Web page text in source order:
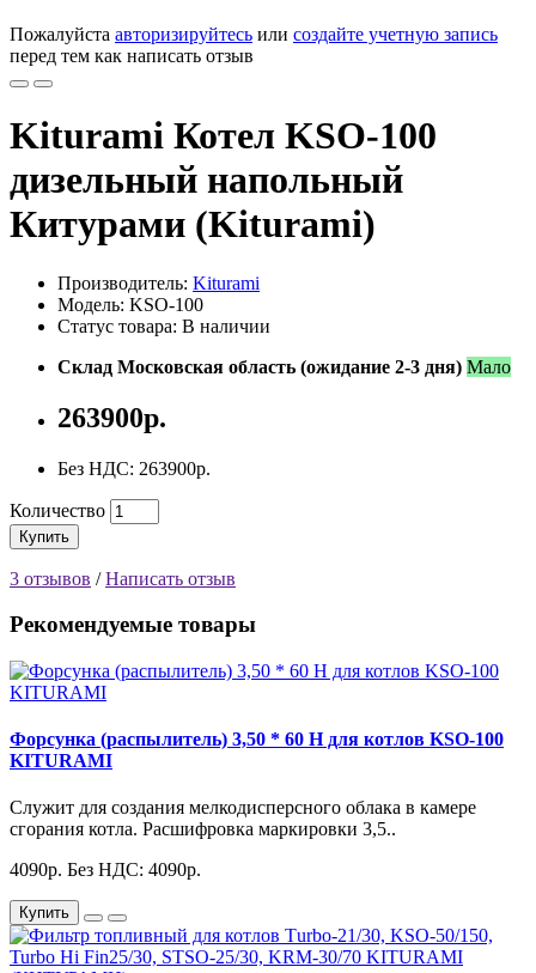
Пожалуйста авторизируйтесь или создайте учетную запись
перед тем как написать отзыв
Kiturami Котел KSO-100
дизельный напольный
Китурами (Kiturami)
Производитель: Kiturami
Модель: KSO-100
Статус товара: В наличии
Склад Московская область (ожидание 2-3 дня) Мало
263900р.
Без НДС: 263900р.
Количество
Купить
3 отзывов /Написать отзыв
Рекомендуемые товары
Форсунка (распылитель) 3,50 * 60 Н для котлов KSO-100
KITURAMI
Служит для создания мелкодисперсного облака в камере
сгорания котла. Расшифровка маркировки 3,5..
4090р. Без НДС: 4090р.
Купить